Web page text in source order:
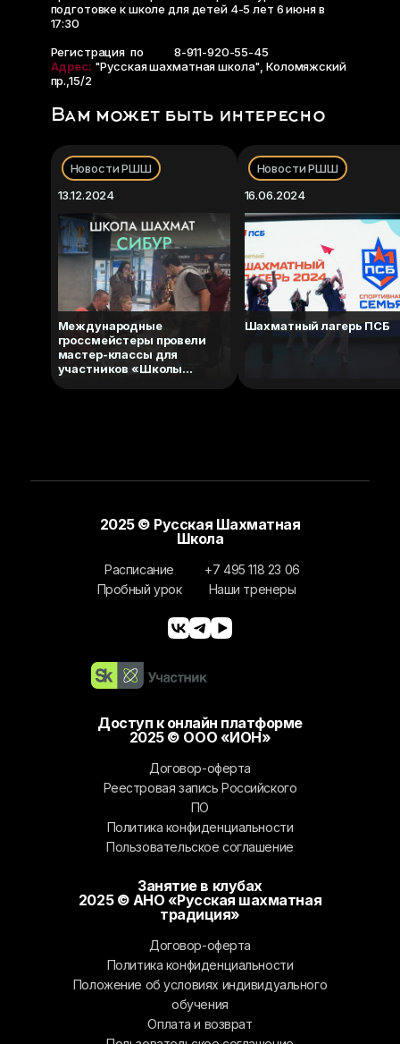
подготовке к школе для детей 4-5 лет 6 июня в
17:30
Регистрация по
8-911-920-55-45
Адрес: "Русская шахматная школа", Коломяжский
пр.,15/2
Вам может быть интересно
Новости РШШ
Международные
гроссмейстеры провели
мастер-классы для
участников «Школы
шахмат СИБУР»
13.12.2024
Новости РШШ
Шахматный лагерь ПСБ
16.06.2024
2025 © Русская Шахматная
Школа
+7 495 118 23 06
Наши тренеры
Расписание
Пробный урок
Доступ к онлайн платформе
2025 © ООО «ИОН»
Договор-оферта
Реестровая запись Российского
ПО
Политика конфиденциальности
Пользовательское соглашение
Занятие в клубах
2025 © АНО «Русская шахматная
традиция»
Договор-оферта
Политика конфиденциальности
Положение об условиях индивидуального
обучения
Оплата и возврат